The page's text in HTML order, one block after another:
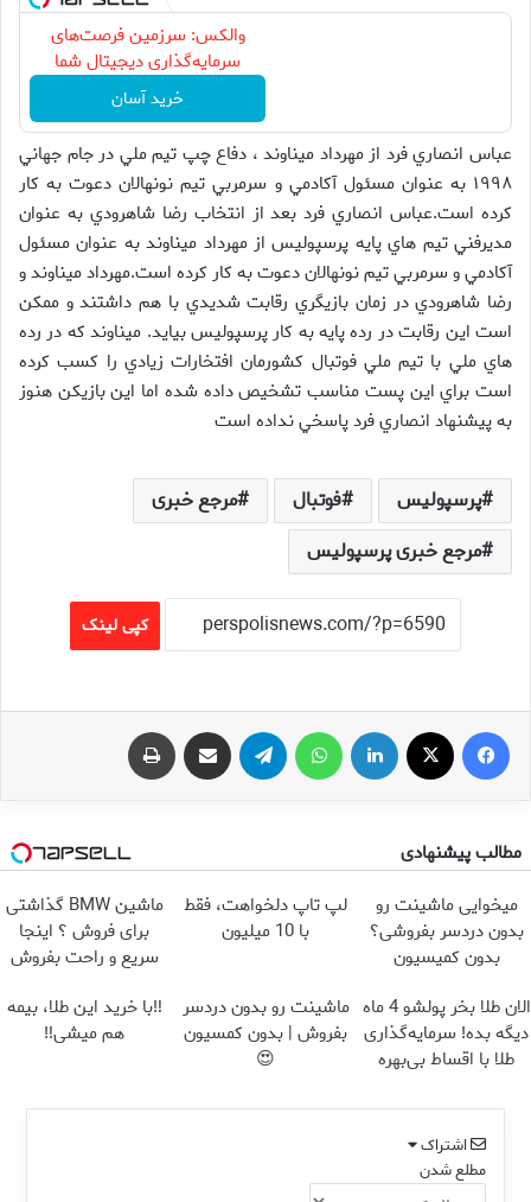
والکس: سرزمین فرصت‌های
سرمایه‌گذاری دیجیتال شما
خرید آسان
عباس انصاري فرد از مهرداد ميناوند ، دفاع چپ تيم ملي در جام جهاني
۱۹۹۸ به عنوان مسئول آکادمي و سرمربي تيم نونهالان دعوت به کار
کرده است.عباس انصاري فرد بعد از انتخاب رضا شاهرودي به عنوان
مديرفني تيم هاي پايه پرسپوليس از مهرداد ميناوند به عنوان مسئول
آکادمي و سرمربي تيم نونهالان دعوت به کار کرده است.مهرداد ميناوند و
رضا شاهرودي در زمان بازيگري رقابت شديدي با هم داشتند و ممکن
است اين رقابت در رده پايه به کار پرسپوليس بيايد. ميناوند که در رده
هاي ملي با تيم ملي فوتبال كشورمان افتخارات زيادي را كسب كرده
است براي اين پست مناسب تشخيص داده شده اما اين بازيکن هنوز
به پيشنهاد انصاري فرد پاسخي نداده است
پرسپولیس فوتبال
مرجع خبری
مرجع خبری پرسپولیس
کپی لینک
فیس بوک لینکدین تلگرام اشتراک گذاری از طریق ایمیل
مطالب پیشنهادی
میخوایی ماشینت رو
بدون دردسر بفروشی؟
بدون کمیسیون
لپ تاپ دلخواهت، فقط
با 10 میلیون
ماشین BMW گذاشتی
برای فروش ؟ اینجا
سریع و راحت بفروش
الان طلا بخر پولشو 4 ماه
دیگه بده! سرمایه‌گذاری
طلا با اقساط بی‌بهره
ماشینت رو بدون دردسر
بفروش | بدون کمسیون
😍
‼️با خرید این طلا، بیمه
هم میشی‼️
اشتراک
مطلع شدن